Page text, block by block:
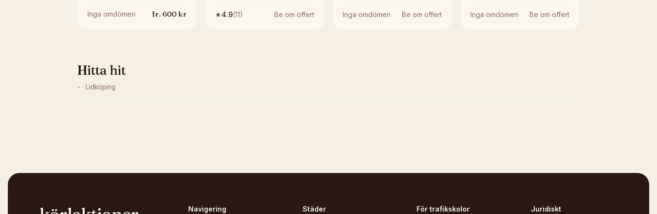
Inga omdömen fr. 600 kr ★4.9(11) Be om offert Inga omdömen Be om offert Inga omdömen Be om offert
Hitta hit
- · Lidköping
Navigering Städer För trafikskolor Juridiskt